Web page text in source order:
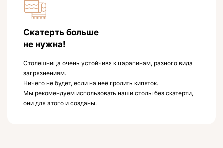
Скатерть больше
не нужна!
Столешница очень устойчива к царапинам, разного вида
загрязнениям.
Ничего не будет, если на неё пролить кипяток.
Мы рекомендуем использовать наши столы без скатерти,
они для этого и созданы.